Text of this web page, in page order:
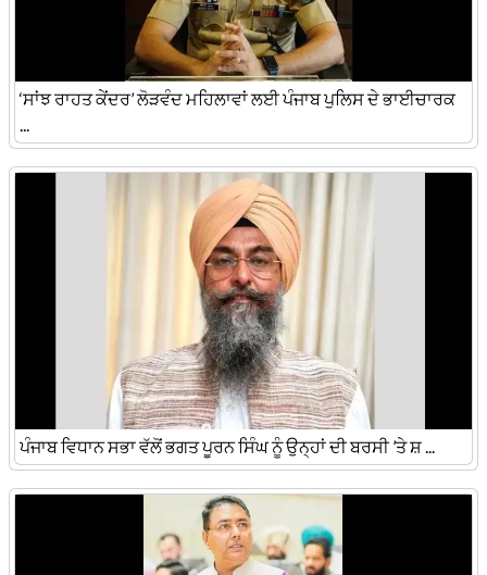
‘ਸਾਂਝ ਰਾਹਤ ਕੇਂਦਰ’ ਲੋੜਵੰਦ ਮਹਿਲਾਵਾਂ ਲਈ ਪੰਜਾਬ ਪੁਲਿਸ ਦੇ ਭਾਈਚਾਰਕ
ਪੰਜਾਬ ਵਿਧਾਨ ਸਭਾ ਵੱਲੋਂ ਭਗਤ ਪੂਰਨ ਸਿੰਘ ਨੂੰ ਉਨ੍ਹਾਂ ਦੀ ਬਰਸੀ ’ਤੇ ਸ਼ ...